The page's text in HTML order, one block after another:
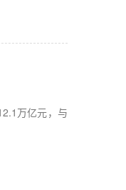
万亿元，与